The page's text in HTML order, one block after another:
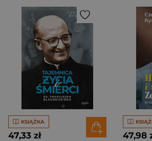
KSIĄŻKA
47,33 zł 47,98